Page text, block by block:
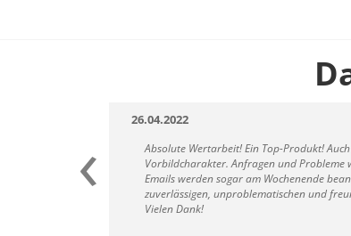
‹ 26.04.2022
Absolute Wertarbeit! Ein Top-Produkt!
Vorbildcharakter. Anfragen und
Emails werden sogar am Wochenende
zuverlässigen, unproblematischen und
Vielen Dank!